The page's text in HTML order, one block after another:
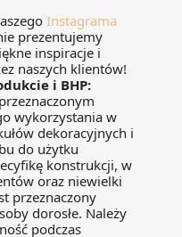
Instagrama
prezentujemy
inspiracje i
naszych klientów!
i BHP:
wykorzystania w
dekoracyjnych i
do użytku
konstrukcji, w
oraz niewielki
przeznaczony
dorosłe. Należy
podczas